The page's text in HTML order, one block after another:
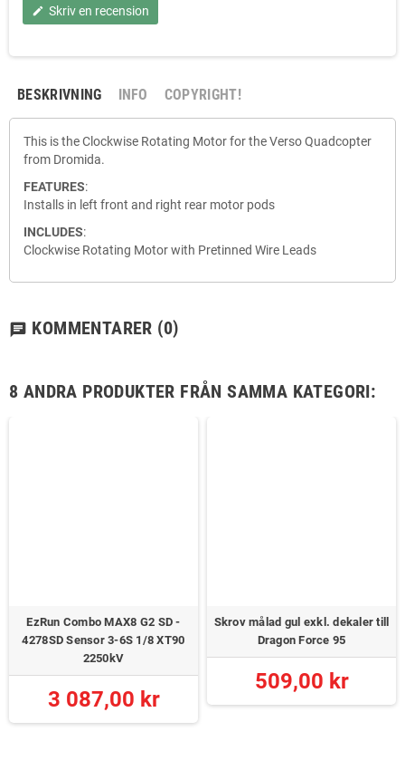
edit Skriv en recension
BESKRIVNING INFO COPYRIGHT!
This is the Clockwise Rotating Motor for the Verso Quadcopter
from Dromida.
FEATURES:
Installs in left front and right rear motor pods
INCLUDES:
Clockwise Rotating Motor with Pretinned Wire Leads
chat KOMMENTARER (0)
8 ANDRA PRODUKTER FRÅN SAMMA KATEGORI:
EzRun Combo MAX8 G2 SD -
4278SD Sensor 3-6S 1/8 XT90
2250kV
3 087,00 kr
Skrov målad gul exkl. dekaler till
Dragon Force 95
509,00 kr